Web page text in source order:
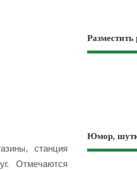
станция
Отмечаются
Разместить
Юмор,